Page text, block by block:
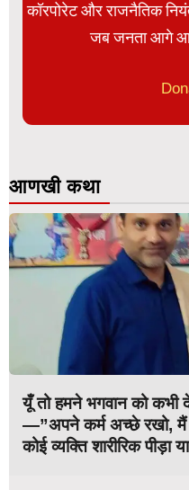
कॉरपोरेट और राजनैतिक
जब जनता आगे
आणखी कथा
यूँ तो हमने भगवान को कभी
—”अपने कर्म अच्छे रखो, मैं
कोई व्यक्ति शारीरिक पीड़ा